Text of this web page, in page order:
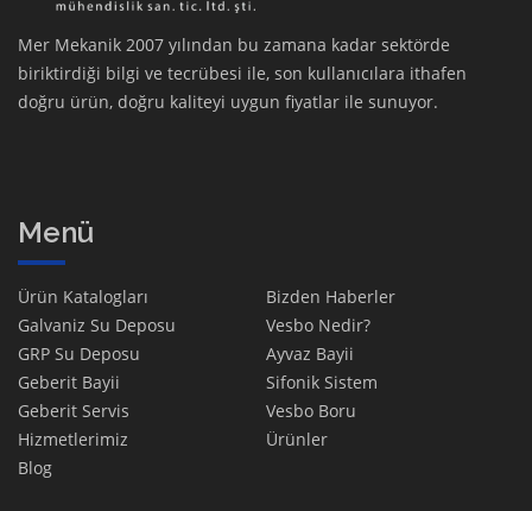
Mer Mekanik 2007 yılından bu zamana kadar sektörde
biriktirdiği bilgi ve tecrübesi ile, son kullanıcılara ithafen
doğru ürün, doğru kaliteyi uygun fiyatlar ile sunuyor.
Menü
Ürün Katalogları
Bizden Haberler
Galvaniz Su Deposu
Vesbo Nedir?
GRP Su Deposu
Ayvaz Bayii
Geberit Bayii
Sifonik Sistem
Geberit Servis
Vesbo Boru
Hizmetlerimiz
Ürünler
Blog